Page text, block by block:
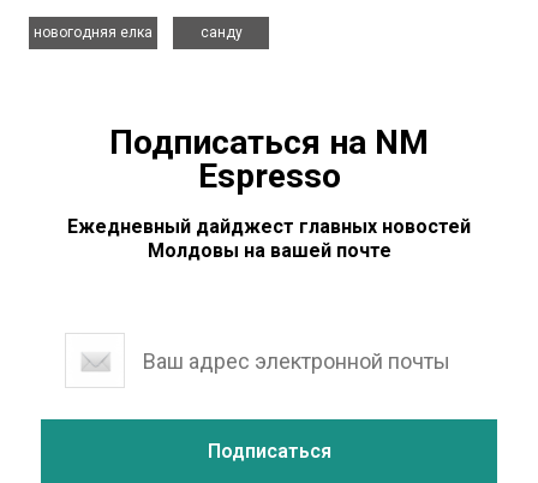
новогодняя елка
санду
Подписаться на NM
Espresso
Ежедневный дайджест главных новостей
Молдовы на вашей почте